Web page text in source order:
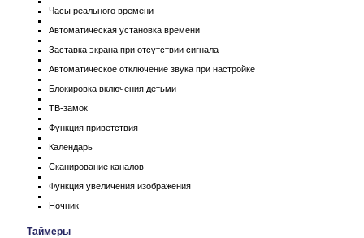
Часы реального времени
Автоматическая установка времени
Заставка экрана при отсутствии сигнала
Автоматическое отключение звука при настройке
Блокировка включения детьми
ТВ-замок
Функция приветствия
Календарь
Сканирование каналов
Функция увеличения изображения
Ночник
Таймеры